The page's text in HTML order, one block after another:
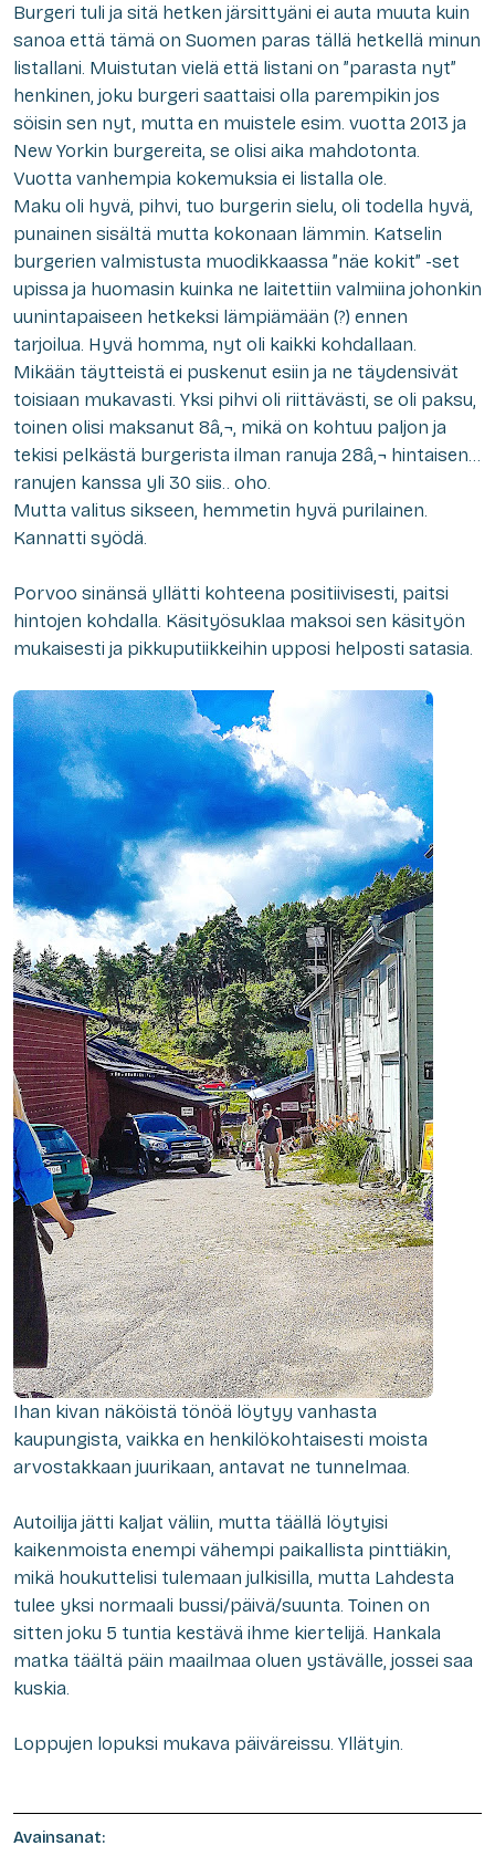
Burgeri tuli ja sitä hetken järsittyäni ei auta muuta kuin
sanoa että tämä on Suomen paras tällä hetkellä minun
listallani. Muistutan vielä että listani on ”parasta nyt”
henkinen, joku burgeri saattaisi olla parempikin jos
söisin sen nyt, mutta en muistele esim. vuotta 2013 ja
New Yorkin burgereita, se olisi aika mahdotonta.
Vuotta vanhempia kokemuksia ei listalla ole.
Maku oli hyvä, pihvi, tuo burgerin sielu, oli todella hyvä,
punainen sisältä mutta kokonaan lämmin. Katselin
burgerien valmistusta muodikkaassa ”näe kokit” -set
upissa ja huomasin kuinka ne laitettiin valmiina johonkin
uunintapaiseen hetkeksi lämpiämään (?) ennen
tarjoilua. Hyvä homma, nyt oli kaikki kohdallaan.
Mikään täytteistä ei puskenut esiin ja ne täydensivät
toisiaan mukavasti. Yksi pihvi oli riittävästi, se oli paksu,
toinen olisi maksanut 8â‚¬, mikä on kohtuu paljon ja
tekisi pelkästä burgerista ilman ranuja 28â‚¬ hintaisen…
ranujen kanssa yli 30 siis.. oho.
Mutta valitus sikseen, hemmetin hyvä purilainen.
Kannatti syödä.
Porvoo sinänsä yllätti kohteena positiivisesti, paitsi
hintojen kohdalla. Käsityösuklaa maksoi sen käsityön
mukaisesti ja pikkuputiikkeihin upposi helposti satasia.
Ihan kivan näköistä tönöä löytyy vanhasta
kaupungista, vaikka en henkilökohtaisesti moista
arvostakkaan juurikaan, antavat ne tunnelmaa.
Autoilija jätti kaljat väliin, mutta täällä löytyisi
kaikenmoista enempi vähempi paikallista pinttiäkin,
mikä houkuttelisi tulemaan julkisilla, mutta Lahdesta
tulee yksi normaali bussi/päivä/suunta. Toinen on
sitten joku 5 tuntia kestävä ihme kiertelijä. Hankala
matka täältä päin maailmaa oluen ystävälle, jossei saa
kuskia.
Loppujen lopuksi mukava päiväreissu. Yllätyin.
Avainsanat: